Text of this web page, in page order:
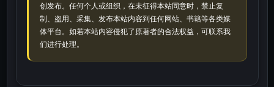
创发布。任何个人或组织，在未征得本站同意时，禁止复
制、盗用、采集、发布本站内容到任何网站、书籍等各类媒
体平台。如若本站内容侵犯了原著者的合法权益，可联系我
们进行处理。